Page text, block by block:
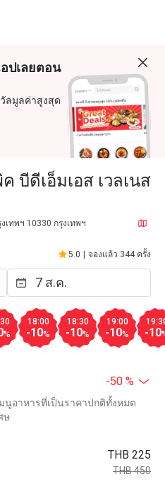
ปเลยตอน
ลมูลค่าสูงสุด
บีดีเอ็มเอส เวลเนส
ทพฯ 10330 กรุงเทพฯ
5.0 จองแล้ว 344 ครั้ง
%
18:00
-10%
18:30
-10%
19:00
-10% -10
-50 %
นูอาหารที่เป็นราคาปกติทั้งหมด
ษ
THB 225
THB 450